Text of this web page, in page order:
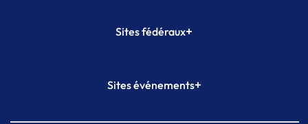
Sites fédéraux+
Plateforme Formation
Sites événements+